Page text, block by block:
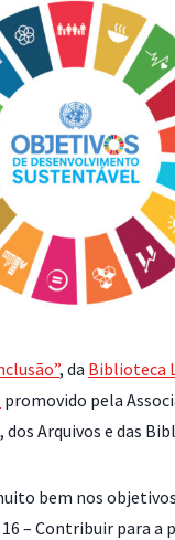
, da Biblioteca
promovido pela
Arquivos e das
bem nos
16 – Contribuir